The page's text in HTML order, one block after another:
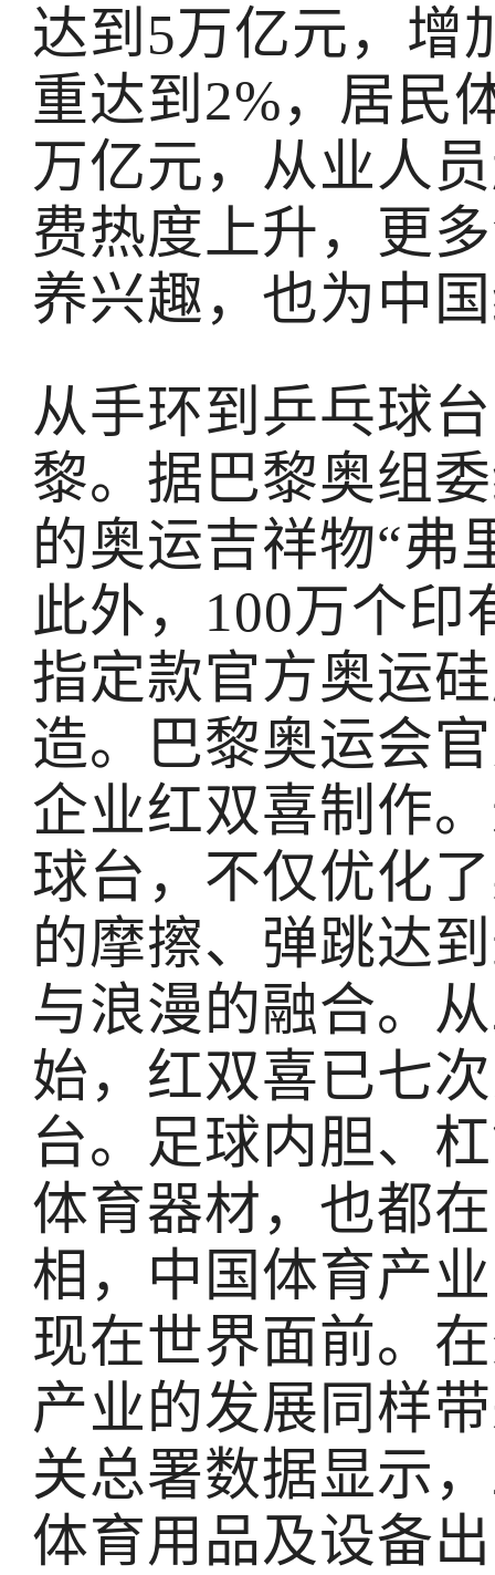
达到5万亿元，增
重达到2%，居民
万亿元，从业人
费热度上升，更
养兴趣，也为中
从手环到乒乓球
黎。据巴黎奥组
的奥运吉祥物“弗
此外，100万个印
指定款官方奥运
造。巴黎奥运会
企业红双喜制作
球台，不仅优化
的摩擦、弹跳达
与浪漫的融合。
始，红双喜已七
台。足球内胆、
体育器材，也都
相，中国体育产
现在世界面前。
产业的发展同样
关总署数据显示
体育用品及设备